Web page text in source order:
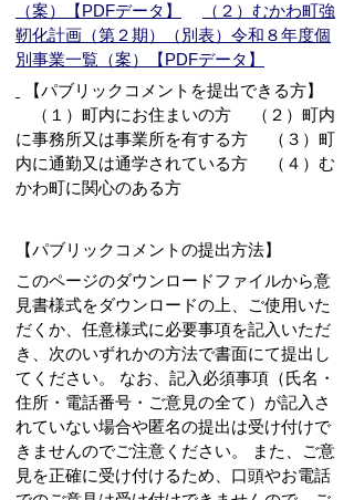
（案）【PDFデータ】
（２）むかわ町強
靭化計画（第２期）（別表）令和８年度個
別事業一覧（案）【PDFデータ】
【パブリックコメントを提出できる方】
（１）町内にお住まいの方 （２）町内
に事務所又は事業所を有する方 （３）町
内に通勤又は通学されている方 （４）む
かわ町に関心のある方
【パブリックコメントの提出方法】
このページのダウンロードファイルから意
見書様式をダウンロードの上、ご使用いた
だくか、任意様式に必要事項を記入いただ
き、次のいずれかの方法で書面にて提出し
てください。 なお、記入必須事項（氏名・
住所・電話番号・ご意見の全て）が記入さ
れていない場合や匿名の提出は受け付けで
きませんのでご注意ください。 また、ご意
見を正確に受け付けるため、口頭やお電話